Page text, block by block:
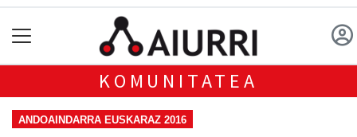
KOMUNITATEA
ANDOAINDARRA EUSKARAZ 2016